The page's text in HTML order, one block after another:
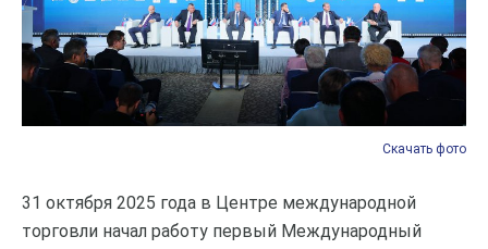
Скачать фото
Скачать фото
Скачать фото
Скачать фото
Скачать фото
Скачать фото
Скачать фото
Скачать фото
Скачать фото
Скачать фото
Скачать фото
Скачать фото
Скачать фото
31 октября 2025 года в Центре международной
торговли начал работу первый Международный